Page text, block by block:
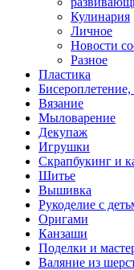
Кулинария
Личное
Новости
Разное
Пластика
Бисероплетение,
Вязание
Мыловарение
Декупаж
Игрушки
Скрапбукинг и
Шитье
Вышивка
Рукоделие с
Оригами
Канзаши
Поделки и
Валяние из